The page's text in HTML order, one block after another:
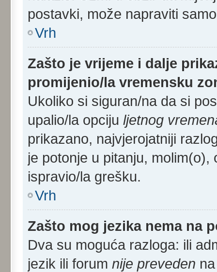
postavki, može napraviti
Vrh
Zašto je vrijeme i dalje
promijenio/la vremensku
Ukoliko si siguran/na da si
upalio/la opciju ljetnog
prikazano, najvjerojatniji
je potonje u pitanju,
ispravio/la grešku.
Vrh
Zašto mog jezika nema na
Dva su moguća razloga: ili
jezik ili forum nije preveden